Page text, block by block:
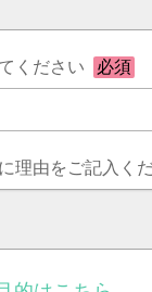
ください 必須
理由をご記入く